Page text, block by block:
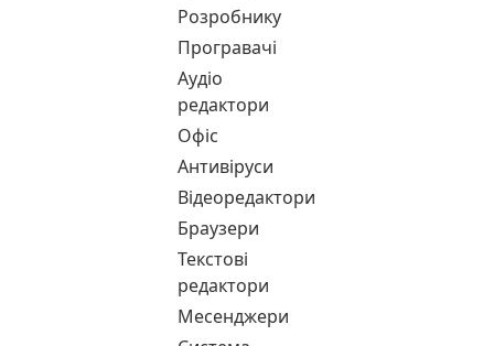
Розробнику
Програвачі
Аудіо
редактори
Офіс
Антивіруси
Відеоредактори
Браузери
Текстові
редактори
Месенджери